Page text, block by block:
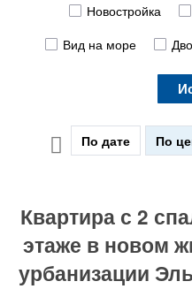
Новостройка
Вид на море
По дате По
Квартира с 2
этаже в новом
урбанизации